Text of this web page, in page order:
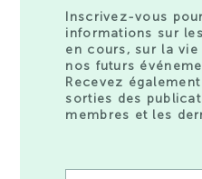
Inscrivez-vous
informations sur
en cours, sur la vie
nos futurs
Recevez
sorties des
membres et les